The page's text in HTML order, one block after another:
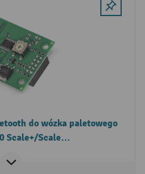
do wózka paletowego
Scale+/Scale